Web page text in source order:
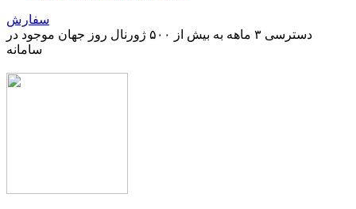
سفارش
دسترسی ۳ ماهه به بیش از ۵۰۰ ژورنال روز جهان موجود در
سامانه